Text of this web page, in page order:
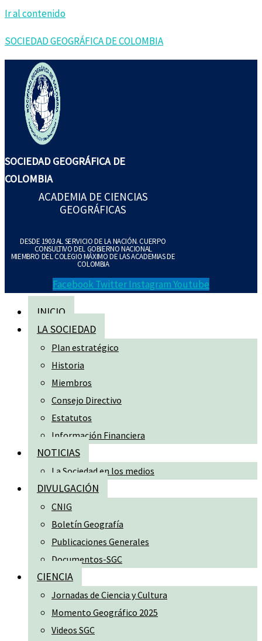
Ir al contenido
SOCIEDAD GEOGRÁFICA DE COLOMBIA
SOCIEDAD GEOGRÁFICA DE
COLOMBIA
ACADEMIA DE CIENCIAS
GEOGRÁFICAS
DESDE 1903 AL SERVICIO DE LA NACIÓN. CUERPO
CONSULTIVO DEL GOBIERNO NACIONAL
MIEMBRO DEL COLEGIO MÁXIMO DE LAS ACADEMIAS DE
COLOMBIA
Facebook Twitter InstagramYoutube
INICIO
LA SOCIEDAD
Plan estratégico
Historia
Miembros
Consejo Directivo
Estatutos
Información Financiera
NOTICIAS
La Sociedad en los medios
DIVULGACIÓN
CNIG
Boletín Geografía
Publicaciones Generales
Documentos-SGC
CIENCIA
Jornadas de Ciencia y Cultura
Momento Geográfico 2025
Videos SGC